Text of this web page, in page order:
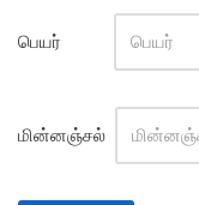
பெயர்
மின்னஞ்சல்